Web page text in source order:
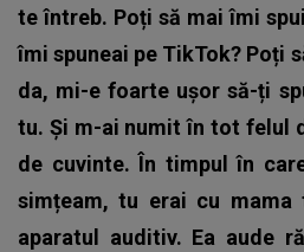
te întreb. Poți să mai îmi
îmi spuneai pe TikTok? Poți
da, mi-e foarte ușor să-ți
tu. Și m-ai numit în tot felul
de cuvinte. În timpul în
simțeam, tu erai cu mama
aparatul auditiv. Ea aude